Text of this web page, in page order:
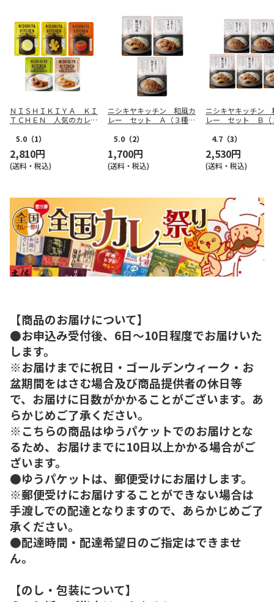
ＮＩＳＨＩＫＩＹＡ ＫＩ
ＴＣＨＥＮ 人気のカレ
食）
5.0 （1）
2,810円
(送料・税込)
ニシキヤキッチン 和風カ
レー セット Ａ（３種各
5.0 （2）
1,700円
(送料・税込)
ニシキヤキッチン
レー セット Ｂ（
4.7 （3）
2,530円
(送料・税込)
【商品のお届けについて】
●お申込み受付後、6日～10日程度でお届けいた
します。
※お届けまでに祝日・ゴールデンウィーク・お
盆期間をはさむ場合及び商品提供者の休日等
で、お届けに日数がかかることがございます。あ
らかじめご了承ください。
※こちらの商品はゆうパケットでのお届けとな
るため、お届けまでに10日以上かかる場合がご
ざいます。
●ゆうパケットは、郵便受けにお届けします。
※郵便受けにお届けすることができない場合は
手渡しでの配達となりますので、あらかじめご了
承ください。
●配達時間・配達希望日のご指定はできませ
ん。
【のし・包装について】